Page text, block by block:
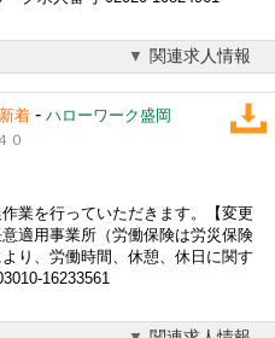
関連求人情報
新着 - ハローワーク盛岡
０
業を行っていただきます。【変更
適用事業所（労働保険は労災保険
り、労働時間、休憩、休日に関す
16233561